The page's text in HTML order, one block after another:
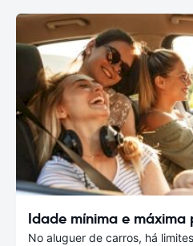
Idade mínima e
No aluguer de carros, há